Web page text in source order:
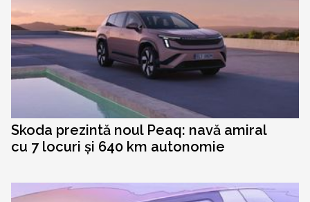
Skoda prezintă noul Peaq: navă amiral
cu 7 locuri și 640 km autonomie